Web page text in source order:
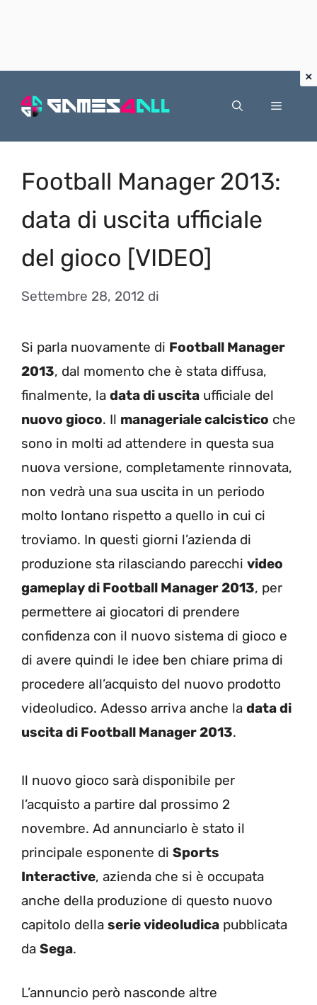
Menu
Football Manager 2013:
data di uscita ufficiale
del gioco [VIDEO]
Settembre 28, 2012 di
Si parla nuovamente di Football Manager
2013, dal momento che è stata diffusa,
finalmente, la data di uscita ufficiale del
nuovo gioco. Il manageriale calcistico che
sono in molti ad attendere in questa sua
nuova versione, completamente rinnovata,
non vedrà una sua uscita in un periodo
molto lontano rispetto a quello in cui ci
troviamo. In questi giorni l’azienda di
produzione sta rilasciando parecchi video
gameplay di Football Manager 2013, per
permettere ai giocatori di prendere
confidenza con il nuovo sistema di gioco e
di avere quindi le idee ben chiare prima di
procedere all’acquisto del nuovo prodotto
videoludico. Adesso arriva anche la data di
uscita di Football Manager 2013.
Il nuovo gioco sarà disponibile per
l’acquisto a partire dal prossimo 2
novembre. Ad annunciarlo è stato il
principale esponente di Sports
Interactive, azienda che si è occupata
anche della produzione di questo nuovo
capitolo della serie videoludica pubblicata
da Sega.
L’annuncio però nasconde altre